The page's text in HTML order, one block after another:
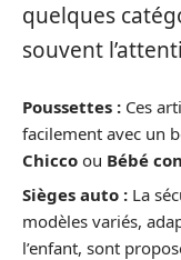
quelques
souvent
Poussettes : Ces
facilement avec un
Chicco ou Bébé
Sièges auto : La
modèles variés,
l’enfant, sont